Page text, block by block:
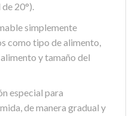
20°).
simplemente
como tipo de alimento,
y tamaño del
especial para
de manera gradual y